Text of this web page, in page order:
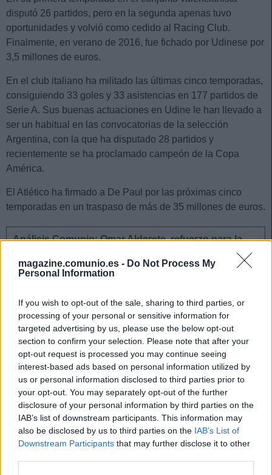
magazine.comunio.es - Do Not Process My
Personal Information
If you wish to opt-out of the sale, sharing to third parties, or
processing of your personal or sensitive information for
targeted advertising by us, please use the below opt-out
section to confirm your selection. Please note that after your
opt-out request is processed you may continue seeing
interest-based ads based on personal information utilized by
us or personal information disclosed to third parties prior to
your opt-out. You may separately opt-out of the further
disclosure of your personal information by third parties on the
IAB’s list of downstream participants. This information may
also be disclosed by us to third parties on the IAB’s List of
Downstream Participants that may further disclose it to other
disputó 26 partidos, pero en la segunda apenas tuvo
oportunidades y volvió como cedido al Racing Club.
Finalmente, en verano de 2016, fue fichado por Udinese por
3,5 millones de euros.
En el club italiano ha militado las últimas cinco temporadas,
consiguiendo 33 goles y 33 asistencias en 177 partidos de
Serie A. Sus buenas actuaciones en Udine le han llevado a
ser un habitual en las convocatorias de la selección
Argentina, con la que ha disputado 28 partidos y
recientemente se ha proclamado campeón de la Copa
América.
El Atlético ha firmado a De Paul por las próximas cinco
temporadas en un traspaso de más de 35 millones de euros.
Análisis Comunio: Omar Alderete, refuerzo para la
El Valencia ha hecho oficial la
paraguayo Omar Alderete, quien
llega cedido con opción de compra
desde el Hertha de Berlín. ¿Qué
podemos esperar de él en
Comunio?
Posición
Rodrigo de Paul puede jugar en cualquier posición del
centro del campo, ya sea como mediocentro posicional,